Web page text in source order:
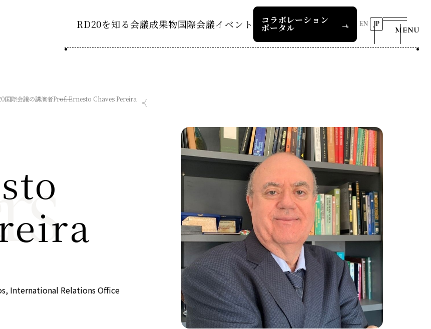
RD20を知る
アクションコミッティー
スペシャルインタビュー
会議成果物
2023-リーダーズレコメンデー
ション2023福島
Now & Future 2025
Now & Future 2024
Now & Future 2023
国際会議イベント
RD20サマースクール2025
COP29ジャパンパビリオンセ
ミナー
イベント一覧
コラボレーション
ポータル EN JP
MENU
国際会議
お問い合わせ
国際会議の講演者Prof. Ernesto Chaves Pereira
International Relations Office